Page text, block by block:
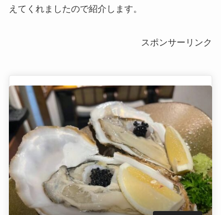
えてくれましたので紹介します。
スポンサーリンク